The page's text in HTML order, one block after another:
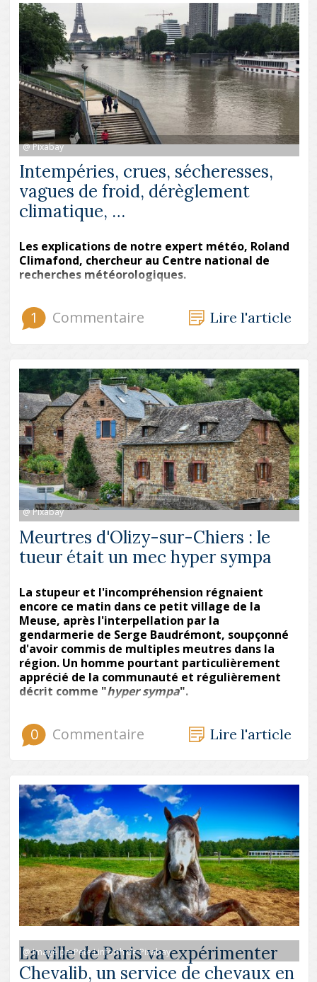
@ Pixabay
Intempéries, crues, sécheresses,
vagues de froid, dérèglement
climatique, …
Les explications de notre expert météo, Roland
Climafond, chercheur au Centre national de
recherches météorologiques.
1 Commentaire Lire l'article
@ Pixabay
Meurtres d'Olizy-sur-Chiers : le
tueur était un mec hyper sympa
La stupeur et l'incompréhension régnaient
encore ce matin dans ce petit village de la
Meuse, après l'interpellation par la
gendarmerie de Serge Baudrémont, soupçonné
d'avoir commis de multiples meutres dans la
région. Un homme pourtant particulièrement
apprécié de la communauté et régulièrement
décrit comme "hyper sympa".
0Commentaire Lire l'article
@ Image parPete Linforth de Pixabay
La ville de Paris va expérimenter
Chevalib, un service de chevaux en